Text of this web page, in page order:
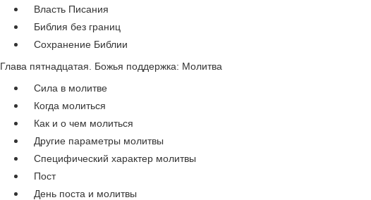
Власть Писания
Библия без границ
Сохранение Библии
Глава пятнадцатая. Божья поддержка: Молитва
Сила в молитве
Когда молиться
Как и о чем молиться
Другие параметры молитвы
Специфический характер молитвы
Пост
День поста и молитвы